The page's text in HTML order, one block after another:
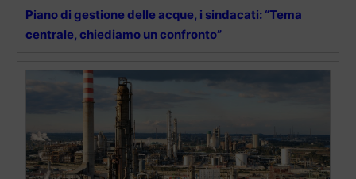
Piano di gestione delle acque, i sindacati: “Tema
centrale, chiediamo un confronto”